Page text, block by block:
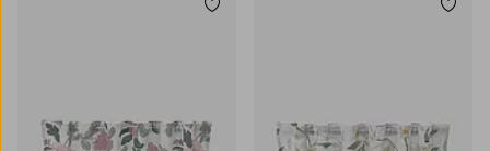
Lägg till i favoriter